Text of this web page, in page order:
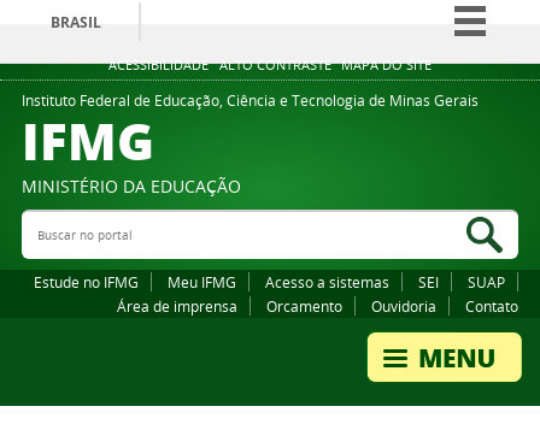
ACESSIBILIDADE ALTO CONTRASTE MAPA DO SITE
BRASIL
Simplifique!
Comunica BR
Legislação
Instituto Federal de Educação, Ciência e Tecnologia de Minas Gerais
IFMG
MINISTÉRIO DA EDUCAÇÃO
Buscar no portal
Estude no IFMG Meu IFMG Acesso a sistemas SEI
SUAP
Área de imprensa
Orcamento Ouvidoria Contato